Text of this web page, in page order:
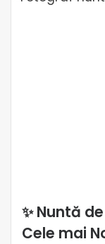
✨ Nuntă
Cele mai